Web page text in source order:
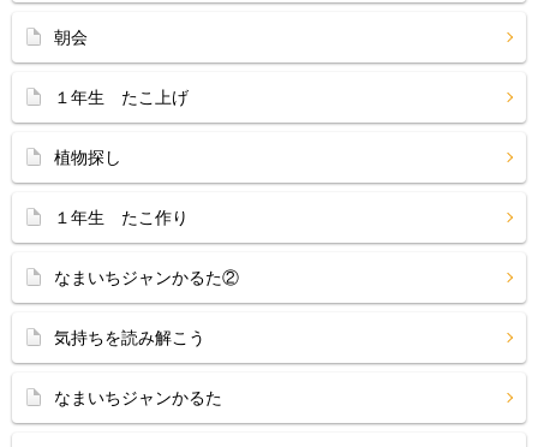
朝会
１年生 たこ上げ
植物探し
１年生 たこ作り
なまいちジャンかるた②
気持ちを読み解こう
なまいちジャンかるた